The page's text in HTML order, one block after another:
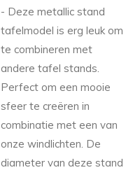
- Deze metallic stand
tafelmodel is erg leuk om
te combineren met
andere tafel stands.
Perfect om een mooie
sfeer te creëren in
combinatie met een van
onze windlichten. De
diameter van deze stand